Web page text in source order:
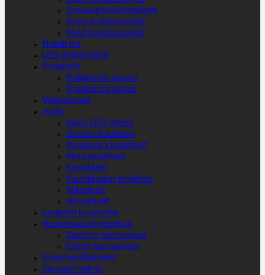
Samsung kosketusnäytöt
Sharp kosketusnäytöt
Muut kosketusnäytöt
Hotelli tv:t
LED-sisätilanäytöt
Projektorit
Projektorien lamput
Projektoritarvikkeet
Valkokankaat
Audio
Audio DSP laitteet
Genelec Kaiuttimet
Panphonics kaiuttimet
Muut kaiuttimet
Kuulokkeet
Kuulokkeiden tarvikkeet
Mikrofonit
Vahvistimet
Langaton kuvansiirto
Huonevarausjärjestelmät
Crestron huonevaraus
Extron huonevaraus
Dokumenttikamerat
Signaalin hallinta